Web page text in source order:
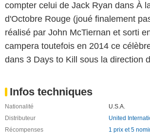
compter celui de Jack Ryan dans À
d'Octobre Rouge (joué finalement
réalisé par John McTiernan et sorti
campera toutefois en 2014 ce
dans 3 Days to Kill sous la direction
Infos techniques
Nationalité
U.S.A.
Distributeur
United
Récompenses
1 prix et 5